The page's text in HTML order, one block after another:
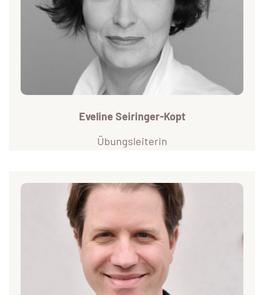
Mit viel Gefühl für Musik, Bewegung und Ausdruck bringt
Evi Eleganz aufs Parkett – und ins Training, wenn wir
gemeinsam unterrichten.
Eveline Seiringer-Kopt
Übungsleiterin